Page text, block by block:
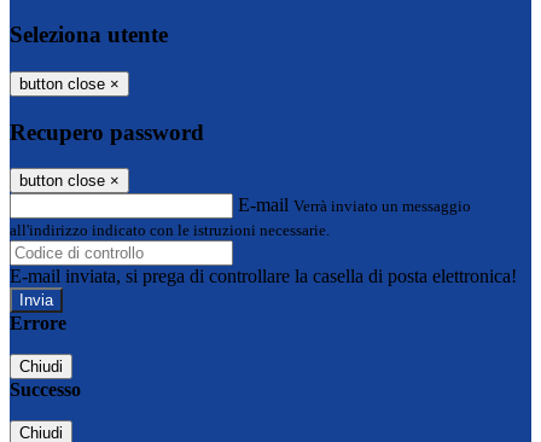
Seleziona utente
button close ×
Recupero password
button close ×
E-mail Verrà inviato un messaggio
all'indirizzo indicato con le istruzioni necessarie.
E-mail inviata, si prega di controllare la casella di posta elettronica!
Errore
Chiudi
Successo
Chiudi